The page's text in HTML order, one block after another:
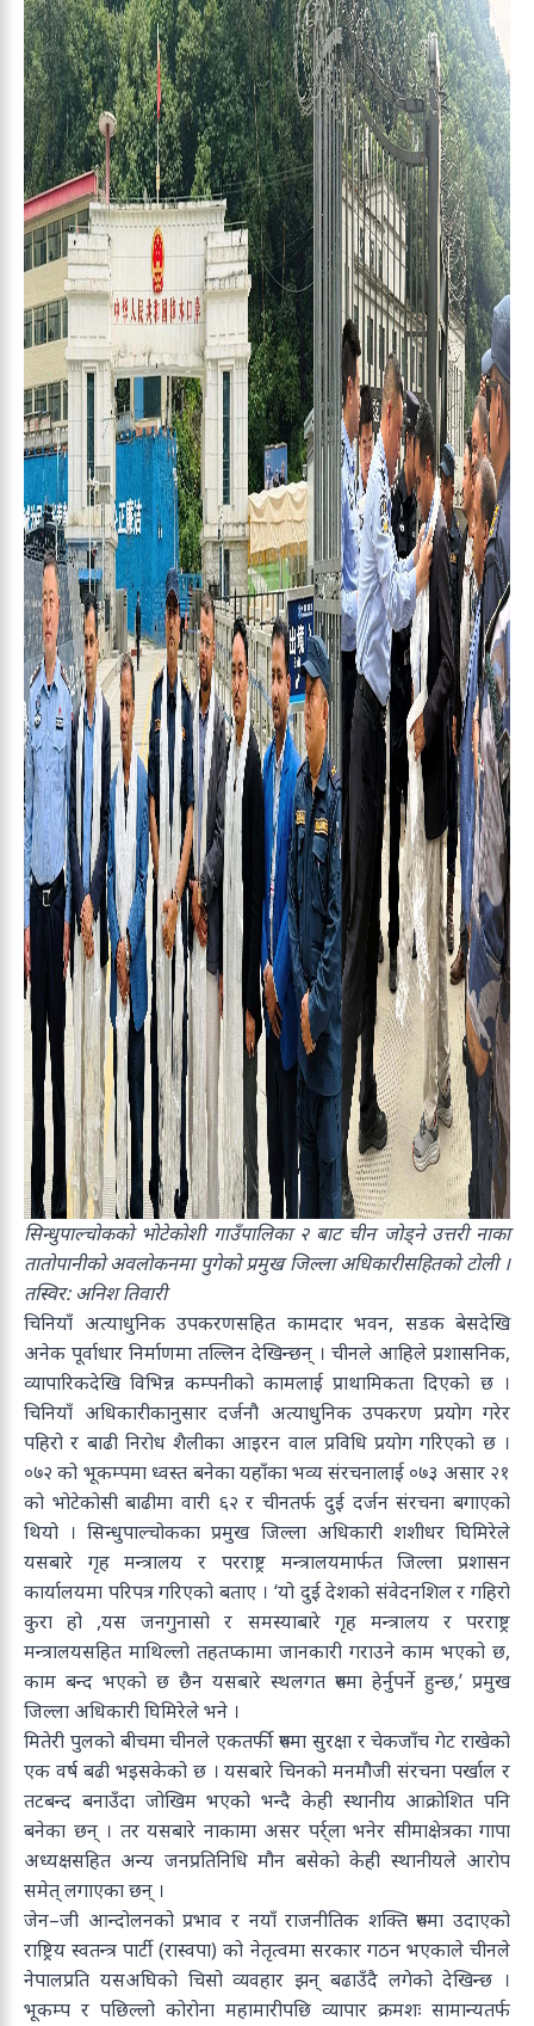
सिन्धुपाल्चोकको भोटेकोशी गाउँपालिका २ बाट चीन जोड्ने उत्तरी नाका
तातोपानीको अवलोकनमा पुगेको प्रमुख जिल्ला अधिकारीसहितको टोली ।
तस्विर: अनिश तिवारी
चिनियाँ अत्याधुनिक उपकरणसहित कामदार भवन, सडक बेसदेखि
अनेक पूर्वाधार निर्माणमा तल्लिन देखिन्छन् । चीनले आहिले प्रशासनिक,
व्यापारिकदेखि विभिन्न कम्पनीको कामलाई प्राथामिकता दिएको छ ।
चिनियाँ अधिकारीकानुसार दर्जनौ अत्याधुनिक उपकरण प्रयोग गरेर
पहिरो र बाढी निरोध शैलीका आइरन वाल प्रविधि प्रयोग गरिएको छ ।
०७२ को भूकम्पमा ध्वस्त बनेका यहाँका भव्य संरचनालाई ०७३ असार २१
को भोटेकोसी बाढीमा वारी ६२ र चीनतर्फ दुई दर्जन संरचना बगाएको
थियो । सिन्धुपाल्चोकका प्रमुख जिल्ला अधिकारी शशीधर घिमिरेले
यसबारे गृह मन्त्रालय र परराष्ट्र मन्त्रालयमार्फत जिल्ला प्रशासन
कार्यालयमा परिपत्र गरिएको बताए । ‘यो दुई देशको संवेदनशिल र गहिरो
कुरा हो ,यस जनगुनासो र समस्याबारे गृह मन्त्रालय र परराष्ट्र
मन्त्रालयसहित माथिल्लो तहतप्कामा जानकारी गराउने काम भएको छ,
काम बन्द भएको छ छैन यसबारे स्थलगत रुपमा हेर्नुपर्ने हुन्छ,’ प्रमुख
जिल्ला अधिकारी घिमिरेले भने ।
मितेरी पुलको बीचमा चीनले एकतर्फी रुपमा सुरक्षा र चेकजाँच गेट राखेको
एक वर्ष बढी भइसकेको छ । यसबारे चिनको मनमौजी संरचना पर्खाल र
तटबन्द बनाउँदा जोखिम भएको भन्दै केही स्थानीय आक्रोशित पनि
बनेका छन् । तर यसबारे नाकामा असर पर्र्ला भनेर सीमाक्षेत्रका गापा
अध्यक्षसहित अन्य जनप्रतिनिधि मौन बसेको केही स्थानीयले आरोप
समेत् लगाएका छन् ।
जेन–जी आन्दोलनको प्रभाव र नयाँ राजनीतिक शक्ति रुपमा उदाएको
राष्ट्रिय स्वतन्त्र पार्टी (रास्वपा) को नेतृत्वमा सरकार गठन भएकाले चीनले
नेपालप्रति यसअघिको चिसो व्यवहार झन् बढाउँदै लगेको देखिन्छ ।
भूकम्प र पछिल्लो कोरोना महामारीपछि व्यापार क्रमशः सामान्यतर्फ